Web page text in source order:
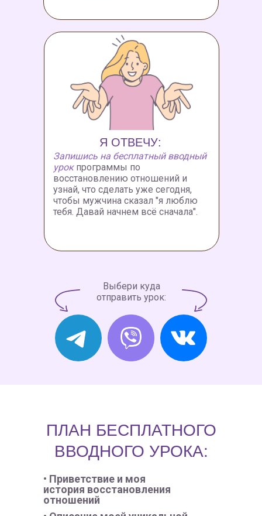
Я ОТВЕЧУ:
Запишись на бесплатный вводный
урокпрограммы по
восстановлению отношений и
узнай, что сделать уже сегодня,
чтобы мужчина сказал "я люблю
тебя. Давай начнем всё сначала".
Выбери куда
отправить урок:
ПЛАН БЕСПЛАТНОГО
ВВОДНОГО УРОКА:
• Приветствие и моя
история восстановления
отношений